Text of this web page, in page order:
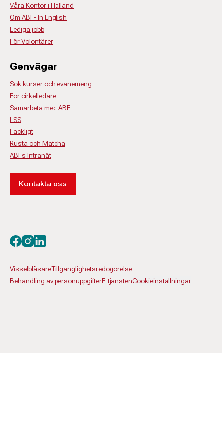
Våra Kontor i Halland
Om ABF- In English
Lediga jobb
För Volontärer
Genvägar
Sök kurser och evanemeng
För cirkelledare
Samarbeta med ABF
LSS
Fackligt
Rusta och Matcha
ABFs Intranät
Kontakta oss
VisselblåsareTillgänglighetsredogörelse
Behandling av personuppgifterE-tjänstenCookieinställningar
Besök oss på facebook
Besök oss på instagram
Besök oss på linkedin